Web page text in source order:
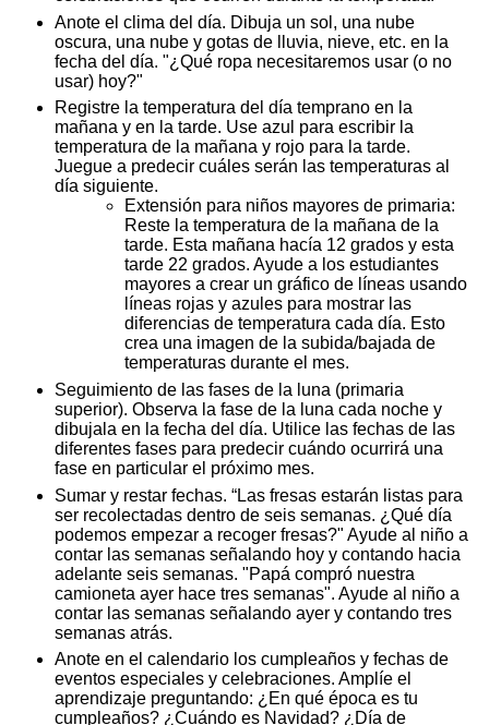
Anote el clima del día. Dibuja un sol, una nube
oscura, una nube y gotas de lluvia, nieve, etc. en la
fecha del día. "¿Qué ropa necesitaremos usar (o no
usar) hoy?"
Registre la temperatura del día temprano en la
mañana y en la tarde. Use azul para escribir la
temperatura de la mañana y rojo para la tarde.
Juegue a predecir cuáles serán las temperaturas al
día siguiente.
Extensión para niños mayores de primaria:
Reste la temperatura de la mañana de la
tarde. Esta mañana hacía 12 grados y esta
tarde 22 grados. Ayude a los estudiantes
mayores a crear un gráfico de líneas usando
líneas rojas y azules para mostrar las
diferencias de temperatura cada día. Esto
crea una imagen de la subida/bajada de
temperaturas durante el mes.
Seguimiento de las fases de la luna (primaria
superior). Observa la fase de la luna cada noche y
dibujala en la fecha del día. Utilice las fechas de las
diferentes fases para predecir cuándo ocurrirá una
fase en particular el próximo mes.
Sumar y restar fechas. “Las fresas estarán listas para
ser recolectadas dentro de seis semanas. ¿Qué día
podemos empezar a recoger fresas?" Ayude al niño a
contar las semanas señalando hoy y contando hacia
adelante seis semanas. "Papá compró nuestra
camioneta ayer hace tres semanas". Ayude al niño a
contar las semanas señalando ayer y contando tres
semanas atrás.
Anote en el calendario los cumpleaños y fechas de
eventos especiales y celebraciones. Amplíe el
aprendizaje preguntando: ¿En qué época es tu
cumpleaños? ¿Cuándo es Navidad? ¿Día de